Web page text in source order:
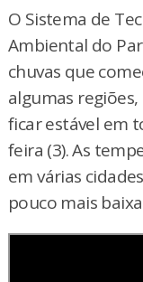
O Sistema de
Ambiental do
chuvas que
algumas
ficar estável em
feira (3). As
em várias
pouco mais